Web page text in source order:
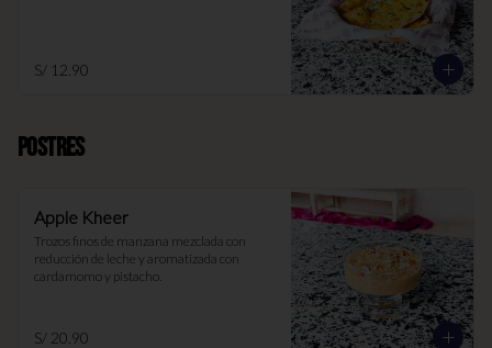
S/ 12.90
Postres
Apple Kheer
Trozos finos de manzana mezclada con
reducción de leche y aromatizada con
cardamomo y pistacho.
S/ 20.90